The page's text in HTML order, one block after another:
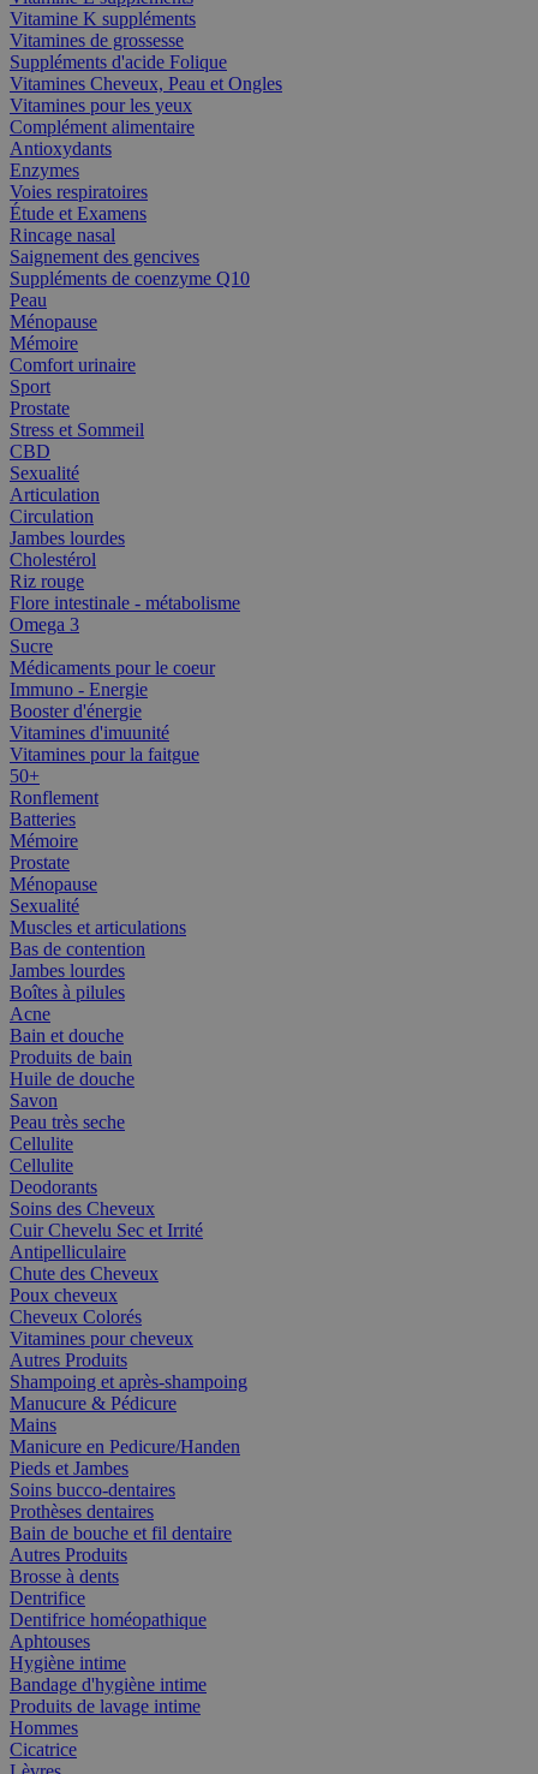
Vitamine K suppléments
Vitamines de grossesse
Suppléments d'acide Folique
Vitamines Cheveux, Peau et Ongles
Vitamines pour les yeux
Complément alimentaire
Antioxydants
Enzymes
Voies respiratoires
Étude et Examens
Rincage nasal
Saignement des gencives
Suppléments de coenzyme Q10
Peau
Ménopause
Mémoire
Comfort urinaire
Sport
Prostate
Stress et Sommeil
CBD
Sexualité
Articulation
Circulation
Jambes lourdes
Cholestérol
Riz rouge
Flore intestinale - métabolisme
Omega 3
Sucre
Médicaments pour le coeur
Immuno - Energie
Booster d'énergie
Vitamines d'imuunité
Vitamines pour la faitgue
50+
Ronflement
Batteries
Mémoire
Prostate
Ménopause
Sexualité
Muscles et articulations
Bas de contention
Jambes lourdes
Boîtes à pilules
Acne
Bain et douche
Produits de bain
Huile de douche
Savon
Peau très seche
Cellulite
Cellulite
Deodorants
Soins des Cheveux
Cuir Chevelu Sec et Irrité
Antipelliculaire
Chute des Cheveux
Poux cheveux
Cheveux Colorés
Vitamines pour cheveux
Autres Produits
Shampoing et après-shampoing
Manucure & Pédicure
Mains
Manicure en Pedicure/Handen
Pieds et Jambes
Soins bucco-dentaires
Prothèses dentaires
Bain de bouche et fil dentaire
Autres Produits
Brosse à dents
Dentrifice
Dentifrice homéopathique
Aphtouses
Hygiène intime
Bandage d'hygiène intime
Produits de lavage intime
Hommes
Cicatrice